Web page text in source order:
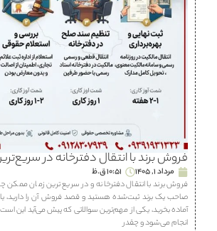
فروش برند با انتقال دفترخانه در
مرداد 1, 1405
10:51 ق.ظ
فروش برند با انتقال دفترخانه و در سریع ترین زمان ممکن
صاحب یک برند ثبت‌شده هستید و قصد فروش آن را دارید،
آماده بخرید، یکی از مهم‌ترین سوالاتی که پیش می‌آید این
انجام می‌شود و چقدر